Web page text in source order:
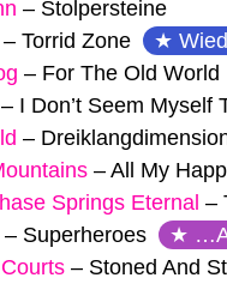
– Stolpersteine
– Torrid Zone
– For The Old World
– I Don’t Seem Myself
–
– All My
Springs Eternal –
– Superheroes
– Stoned And